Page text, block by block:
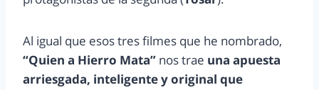
Al igual que esos tres filmes que he nombrado,
“Quien a Hierro Mata” nos trae una apuesta
arriesgada, inteligente y original que